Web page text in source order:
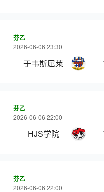
芬乙
2026-06-06 23:30
于韦斯屈莱
芬乙
2026-06-06 22:00
HJS学院
芬乙
2026-06-06 22:00